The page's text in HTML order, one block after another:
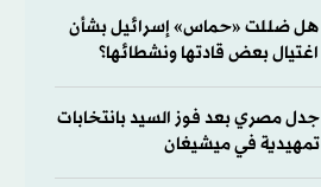
هل ضللت «حماس» إسرائيل بشأن
اغتيال بعض قادتها ونشطائها؟
جدل مصري بعد فوز السيد بانتخابات
تمهيدية في ميشيغان